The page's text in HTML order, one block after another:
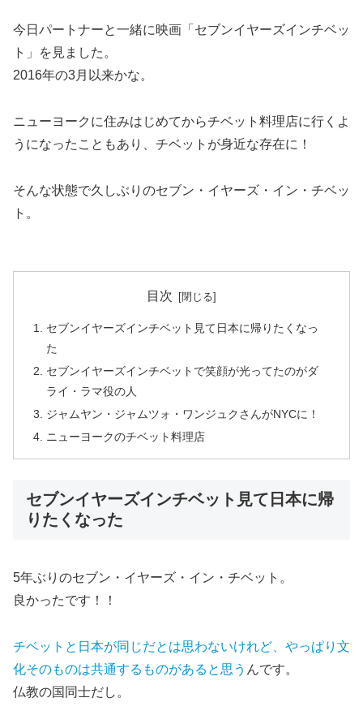
今日パートナーと一緒に映画「セブンイヤーズインチベッ
ト」を見ました。
2016年の3月以来かな。
ニューヨークに住みはじめてからチベット料理店に行くよ
うになったこともあり、チベットが身近な存在に！
そんな状態で久しぶりのセブン・イヤーズ・イン・チベッ
ト。
目次
セブンイヤーズインチベット見て日本に帰りたくなっ
た
セブンイヤーズインチベットで笑顔が光ってたのがダ
ライ・ラマ役の人
ジャムヤン・ジャムツォ・ワンジュクさんがNYCに！
ニューヨークのチベット料理店
セブンイヤーズインチベット見て日本に帰
りたくなった
5年ぶりのセブン・イヤーズ・イン・チベット。
良かったです！！
チベットと日本が同じだとは思わないけれど、やっぱり文
化そのものは共通するものがあると思う んです。
仏教の国同士だし。